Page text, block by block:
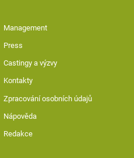
Management
Press
Castingy a výzvy
Kontakty
Zpracování osobních údajů
Nápověda
Redakce